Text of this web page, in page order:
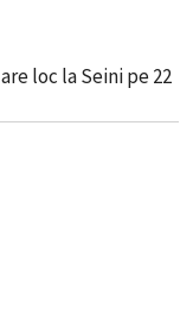
loc la Seini pe 22